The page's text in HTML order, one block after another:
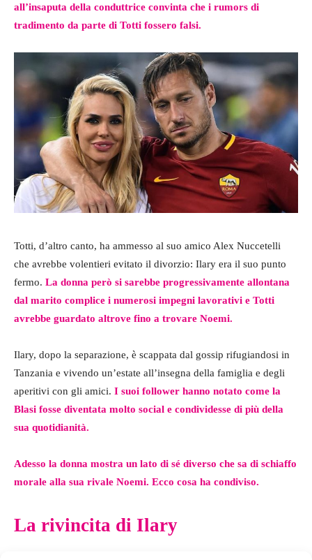
all’insaputa della conduttrice convinta che i rumors di
tradimento da parte di Totti fossero falsi.
Totti, d’altro canto, ha ammesso al suo amico Alex Nuccetelli
che avrebbe volentieri evitato il divorzio: Ilary era il suo punto
fermo. La donna però si sarebbe progressivamente allontana
dal marito complice i numerosi impegni lavorativi e Totti
avrebbe guardato altrove fino a trovare Noemi.
Ilary, dopo la separazione, è scappata dal gossip rifugiandosi in
Tanzania e vivendo un’estate all’insegna della famiglia e degli
aperitivi con gli amici. I suoi follower hanno notato come la
Blasi fosse diventata molto social e condividesse di più della
sua quotidianità.
Adesso la donna mostra un lato di sé diverso che sa di schiaffo
morale alla sua rivale Noemi. Ecco cosa ha condiviso.
La rivincita di Ilary